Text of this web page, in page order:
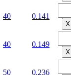
40 0.141
Х
40 0.149
Х
50 0.236